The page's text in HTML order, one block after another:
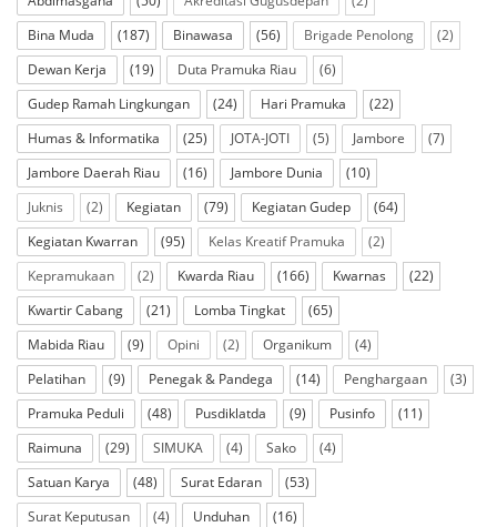
Bina Muda
(187) Binawasa (56) Brigade Penolong
(2)
Dewan Kerja
(19) Duta Pramuka Riau
(6)
Gudep Ramah Lingkungan
(24) Hari Pramuka
(22)
Humas & Informatika
(25) JOTA-JOTI (5) Jambore
(7)
Jambore Daerah Riau
(16) Jambore Dunia
(10)
Juknis
(2) Kegiatan (79) Kegiatan Gudep
(64)
Kegiatan Kwarran
(95) Kelas Kreatif Pramuka
(2)
Kepramukaan
(2) Kwarda Riau (166) Kwarnas
(22)
Kwartir Cabang
(21) Lomba Tingkat
(65)
Mabida Riau
(9) Opini (2) Organikum
(4)
Pelatihan
(9) Penegak & Pandega (14) Penghargaan
(3)
Pramuka Peduli
(48) Pusdiklatda (9) Pusinfo
(11)
Raimuna
(29) SIMUKA (4) Sako
(4)
Satuan Karya
(48) Surat Edaran
(53)
Surat Keputusan
(4) Unduhan (16)